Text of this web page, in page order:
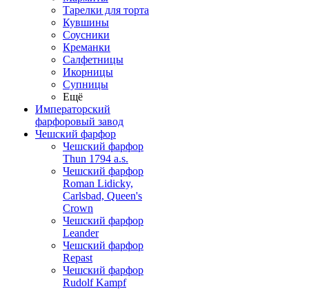
Тарелки для торта
Кувшины
Соусники
Креманки
Салфетницы
Икорницы
Супницы
Ещё
Императорский
фарфоровый завод
Чешский фарфор
Чешский фарфор
Thun 1794 a.s.
Чешский фарфор
Roman Lidicky,
Carlsbad, Queen's
Crown
Чешский фарфор
Leander
Чешский фарфор
Repast
Чешский фарфор
Rudolf Kampf